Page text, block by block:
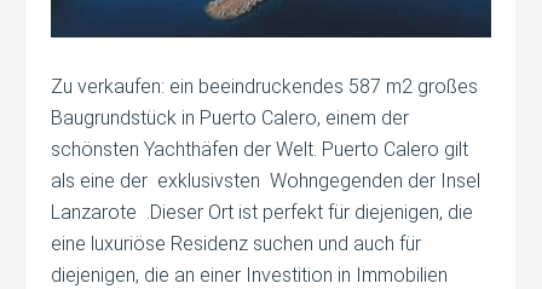
Zu verkaufen: ein beeindruckendes 587 m2 großes
Baugrundstück in Puerto Calero, einem der
schönsten Yachthäfen der Welt. Puerto Calero gilt
als eine der exklusivsten Wohngegenden der Insel
Lanzarote .Dieser Ort ist perfekt für diejenigen, die
eine luxuriöse Residenz suchen und auch für
diejenigen, die an einer Investition in Immobilien